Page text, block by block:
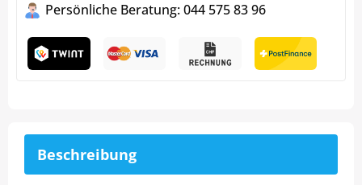
Persönliche Beratung: 044 575 83 96
Beschreibung